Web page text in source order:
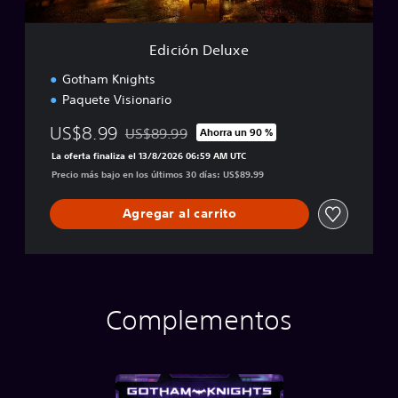
u
x
Edición Deluxe
Gotham Knights
Paquete Visionario
US$8.99 Rebajado del precio original de US$89.99
US$89.99 Ahorra un 90 %
La oferta finaliza el 13/8/2026 06:59 AM UTC
Precio más bajo en los últimos 30 días: US$89.99
Agregar al carrito
Complementos